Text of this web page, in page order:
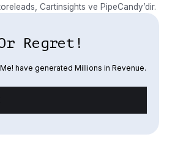
Cartinsights ve PipeCandy’dir.
Regret!
have generated Millions in Revenue.